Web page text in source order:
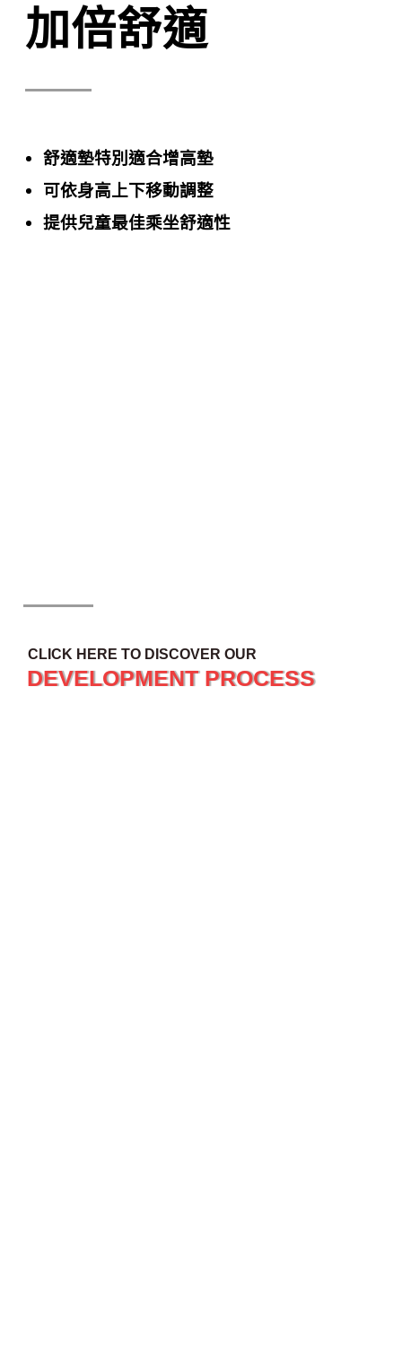
加倍舒適
舒適墊特別適合增高墊
可依身高上下移動調整
提供兒童最佳乘坐舒適性
CLICK HERE TO DISCOVER OUR
DEVELOPMENT PROCESS